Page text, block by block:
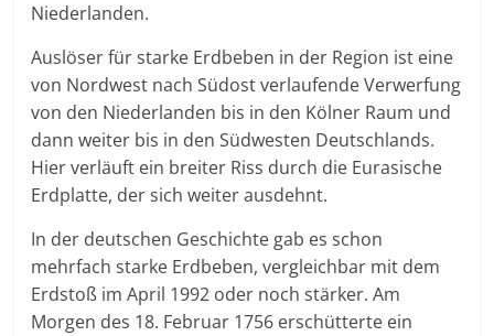
Niederlanden.
Auslöser für starke Erdbeben in der Region ist eine
von Nordwest nach Südost verlaufende Verwerfung
von den Niederlanden bis in den Kölner Raum und
dann weiter bis in den Südwesten Deutschlands.
Hier verläuft ein breiter Riss durch die Eurasische
Erdplatte, der sich weiter ausdehnt.
In der deutschen Geschichte gab es schon
mehrfach starke Erdbeben, vergleichbar mit dem
Erdstoß im April 1992 oder noch stärker. Am
Morgen des 18. Februar 1756 erschütterte ein